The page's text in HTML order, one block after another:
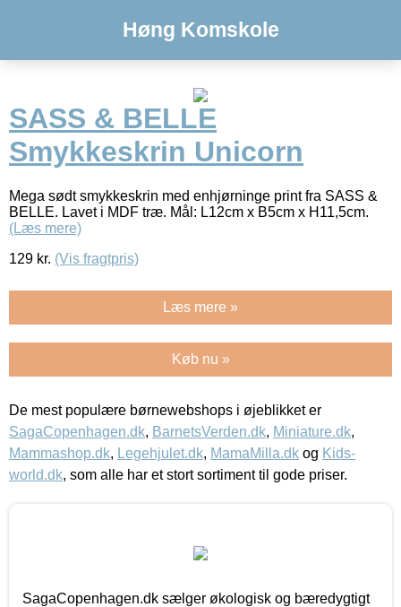
Høng Komskole
SASS & BELLE
Smykkeskrin Unicorn
Mega sødt smykkeskrin med enhjørninge print fra SASS &
BELLE. Lavet i MDF træ. Mål: L12cm x B5cm x H11,5cm.
(Læs mere)
129 kr. (Vis fragtpris)
Læs mere »
Køb nu »
De mest populære børnewebshops i øjeblikket er
SagaCopenhagen.dk, BarnetsVerden.dk, Miniature.dk,
Mammashop.dk, Legehjulet.dk, MamaMilla.dk og Kids-
world.dk, som alle har et stort sortiment til gode priser.
SagaCopenhagen.dk sælger økologisk og bæredygtigt